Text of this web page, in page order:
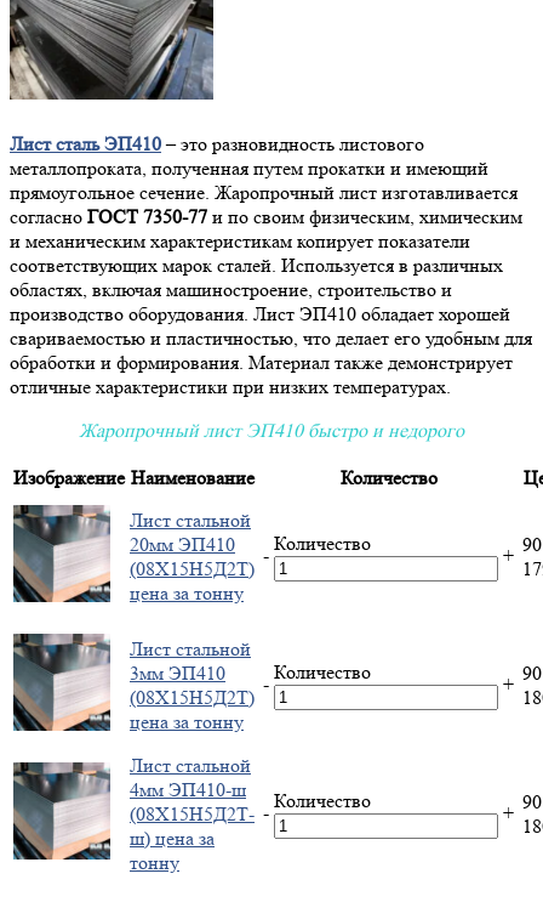
Лист сталь ЭП410– это разновидность листового
металлопроката, полученная путем прокатки и имеющий
прямоугольное сечение. Жаропрочный лист изготавливается
согласно ГОСТ 7350-77 и по своим физическим, химическим
и механическим характеристикам копирует показатели
соответствующих марок сталей. Используется в различных
областях, включая машиностроение, строительство и
производство оборудования. Лист ЭП410 обладает хорошей
свариваемостью и пластичностью, что делает его удобным для
обработки и формирования. Материал также демонстрирует
отличные характеристики при низких температурах.
Жаропрочный лист ЭП410 быстро и недорого
Изображение Наименование Количество
Лист стальной
20мм ЭП410
(08Х15Н5Д2Т)
цена за тонну
-
Количество
+ 90
Лист стальной
3мм ЭП410
(08Х15Н5Д2Т)
цена за тонну
-
Количество
+ 90
Лист стальной
4мм ЭП410-ш
(08Х15Н5Д2Т-
ш) цена за
тонну
-
Количество
+ 90